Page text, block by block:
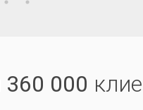
360 000